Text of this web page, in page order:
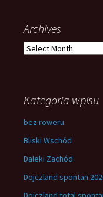
Archives
Archives
Kategoria wpisu
bez roweru
Bliski Wschód
Daleki Zachód
Dojczland spontan